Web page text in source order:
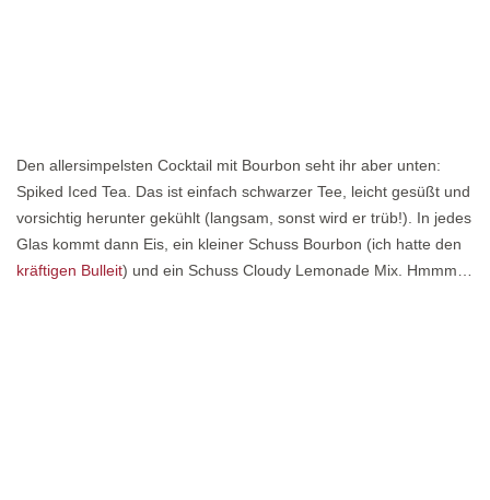
Den allersimpelsten Cocktail mit Bourbon seht ihr aber unten:
Spiked Iced Tea. Das ist einfach schwarzer Tee, leicht gesüßt und
vorsichtig herunter gekühlt (langsam, sonst wird er trüb!). In jedes
Glas kommt dann Eis, ein kleiner Schuss Bourbon (ich hatte den
kräftigen Bulleit) und ein Schuss Cloudy Lemonade Mix. Hmmm…